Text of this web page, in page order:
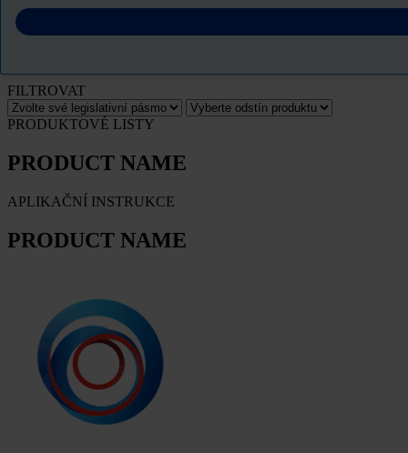
Stáhněte si bezpečnostní list
FILTROVAT
PRODUKTOVÉ LISTY
PRODUCT NAME
APLIKAČNÍ INSTRUKCE
PRODUCT NAME